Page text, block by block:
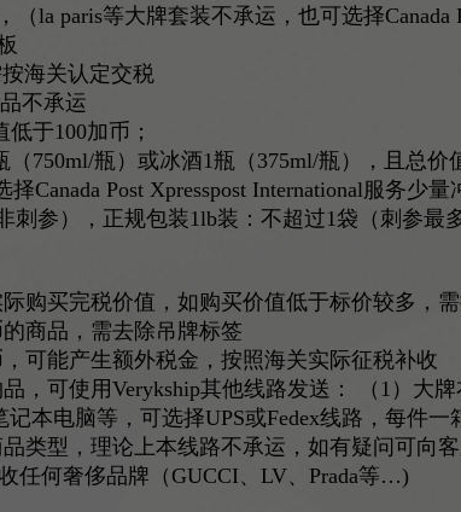
la paris等大牌套装不承运，也可选择Canada
海关认定交税
不承运
于100加币；
750ml/瓶）或冰酒1瓶（375ml/瓶），且总
Canada Post Xpresspost International服务少量
刺参），正规包装1lb装：不超过1袋（刺参最
购买完税价值，如购买价值低于标价较多，
商品，需去除吊牌标签
可能产生额外税金，按照海关实际征税补收
，可使用Verykship其他线路发送： （1）大
本电脑等，可选择UPS或Fedex线路，每件
类型，理论上本线路不承运，如有疑问可向客
任何奢侈品牌（GUCCI、LV、Prada等…)